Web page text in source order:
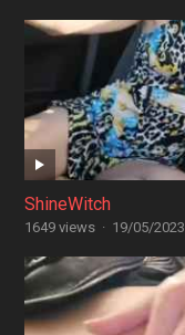
ShineWitch
1649 views · 19/05/2023